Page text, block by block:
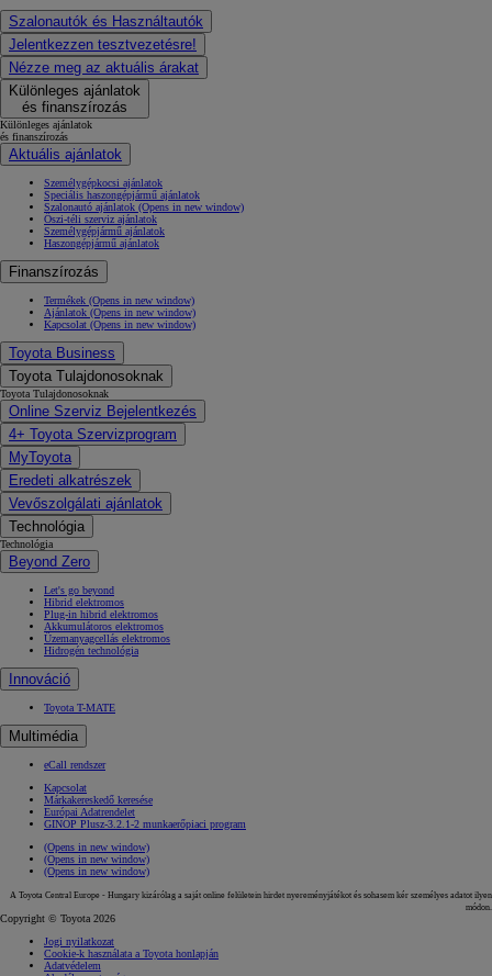
Szalonautók és Használtautók
Jelentkezzen tesztvezetésre!
Nézze meg az aktuális árakat
Különleges ajánlatok
és finanszírozás
Különleges ajánlatok
és finanszírozás
Aktuális ajánlatok
Személygépkocsi ajánlatok
Speciális haszongépjármű ajánlatok
Szalonautó ajánlatok (Opens in new window)
Őszi-téli szerviz ajánlatok
Személygépjármű ajánlatok
Haszongépjármű ajánlatok
Finanszírozás
Termékek (Opens in new window)
Ajánlatok (Opens in new window)
Kapcsolat (Opens in new window)
Toyota Business
Toyota Tulajdonosoknak
Toyota Tulajdonosoknak
Online Szerviz Bejelentkezés
4+ Toyota Szervizprogram
MyToyota
Eredeti alkatrészek
Vevőszolgálati ajánlatok
Technológia
Technológia
Beyond Zero
Let's go beyond
Hibrid elektromos
Plug-in hibrid elektromos
Akkumulátoros elektromos
Üzemanyagcellás elektromos
Hidrogén technológia
Innováció
Toyota T-MATE
Multimédia
eCall rendszer
Kapcsolat
Márkakereskedő keresése
Európai Adatrendelet
GINOP Plusz-3.2.1-2 munkaerőpiaci program
(Opens in new window)
(Opens in new window)
(Opens in new window)
A Toyota Central Europe - Hungary kizárólag a saját online felületein hirdet nyereményjátékot és sohasem kér személyes adatot ilyen
módon.
Copyright © Toyota 2026
Jogi nyilatkozat
Cookie-k használata a Toyota honlapján
Adatvédelem